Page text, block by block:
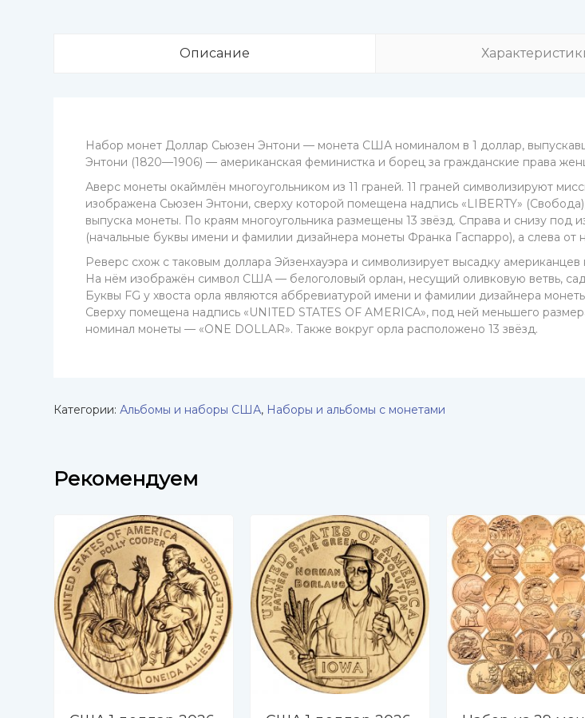
Описание
Набор монет Доллар Сьюзен Энтони — монета США номиналом в 1 доллар,
Энтони (1820—1906) — американская феминистка и борец за гражданские права
Аверс монеты окаймлён многоугольником из 11 граней. 11 граней символизируют
изображена Сьюзен Энтони, сверху которой помещена надпись «LIBERTY»
выпуска монеты. По краям многоугольника размещены 13 звёзд. Справа и снизу
(начальные буквы имени и фамилии дизайнера монеты Франка Гаспарро), а слева от
Реверс схож с таковым доллара Эйзенхауэра и символизирует высадку
На нём изображён символ США — белоголовый орлан, несущий оливковую ветвь,
Буквы FG у хвоста орла являются аббревиатурой имени и фамилии дизайнера
Сверху помещена надпись «UNITED STATES OF AMERICA», под ней меньшего
номинал монеты — «ONE DOLLAR». Также вокруг орла расположено 13 звёзд.
Категории: Альбомы и наборы США, Наборы и альбомы с монетами
Рекомендуем